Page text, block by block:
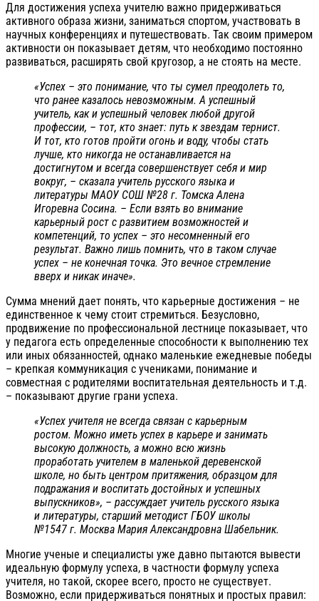
Для достижения успеха учителю важно придерживаться
активного образа жизни, заниматься спортом, участвовать в
научных конференциях и путешествовать. Так своим примером
активности он показывает детям, что необходимо постоянно
развиваться, расширять свой кругозор, а не стоять на месте.
«Успех – это понимание, что ты сумел преодолеть то,
что ранее казалось невозможным. А успешный
учитель, как и успешный человек любой другой
профессии, – тот, кто знает: путь к звездам тернист.
И тот, кто готов пройти огонь и воду, чтобы стать
лучше, кто никогда не останавливается на
достигнутом и всегда совершенствует себя и мир
вокруг, – сказала учитель русского языка и
литературы МАОУ СОШ №28 г. Томска Алена
Игоревна Сосина. – Если взять во внимание
карьерный рост с развитием возможностей и
компетенций, то успех – это несомненный его
результат. Важно лишь помнить, что в таком случае
успех – не конечная точка. Это вечное стремление
вверх и никак иначе».
Сумма мнений дает понять, что карьерные достижения – не
единственное к чему стоит стремиться. Безусловно,
продвижение по профессиональной лестнице показывает, что
у педагога есть определенные способности к выполнению тех
или иных обязанностей, однако маленькие ежедневые победы
– крепкая коммуникация с учениками, понимание и
совместная с родителями воспитательная деятельность и т.д.
– показывают другие грани успеха.
«Успех учителя не всегда связан с карьерным
ростом. Можно иметь успех в карьере и занимать
высокую должность, а можно всю жизнь
проработать учителем в маленькой деревенской
школе, но быть центром притяжения, образцом для
подражания и воспитать достойных и успешных
выпускников», – рассуждает учитель русского языка
и литературы, старший методист ГБОУ школы
№1547 г. Москва Мария Александровна Шабельник.
Многие ученые и специалисты уже давно пытаются вывести
идеальную формулу успеха, в частности формулу успеха
учителя, но такой, скорее всего, просто не существует.
Возможно, если придерживаться понятных и простых правил: